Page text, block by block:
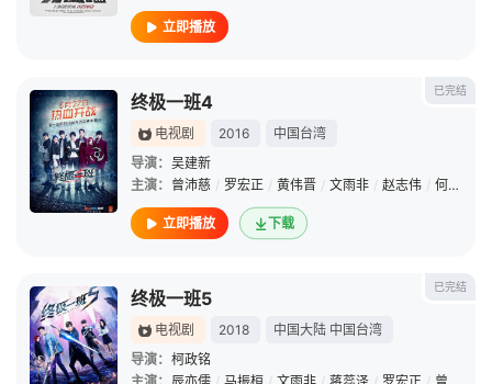
立即播放
已完结
终极一班4
电视剧 2016
中国台湾
导演： 吴建新
主演： 曾沛慈 / 罗宏正 / 黄伟晋 / 文雨非 / 赵志伟 / 何润东
立即播放 下载
已完结
终极一班5
电视剧 2018 中国大陆 中国台湾
导演： 柯政铭